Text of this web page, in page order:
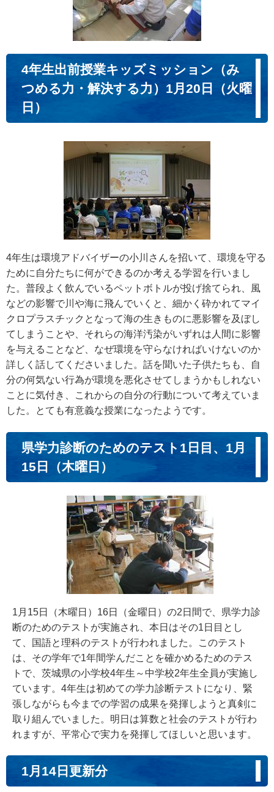
4年生出前授業キッズミッション（み
つめる力・解決する力）1月20日（火曜
日）
4年生は環境アドバイザーの小川さんを招いて、環境を守る
ために自分たちに何ができるのか考える学習を行いまし
た。普段よく飲んでいるペットボトルが投げ捨てられ、風
などの影響で川や海に飛んでいくと、細かく砕かれてマイ
クロプラスチックとなって海の生きものに悪影響を及ぼし
てしまうことや、それらの海洋汚染がいずれは人間に影響
を与えることなど、なぜ環境を守らなければいけないのか
詳しく話してくださいました。話を聞いた子供たちも、自
分の何気ない行為が環境を悪化させてしまうかもしれない
ことに気付き、これからの自分の行動について考えていま
した。とても有意義な授業になったようです。
県学力診断のためのテスト1日目、1月
15日（木曜日）
1月15日（木曜日）16日（金曜日）の2日間で、県学力診
断のためのテストが実施され、本日はその1日目とし
て、国語と理科のテストが行われました。このテスト
は、その学年で1年間学んだことを確かめるためのテス
トで、茨城県の小学校4年生～中学校2年生全員が実施し
ています。4年生は初めての学力診断テストになり、緊
張しながらも今までの学習の成果を発揮しようと真剣に
取り組んでいました。明日は算数と社会のテストが行わ
れますが、平常心で実力を発揮してほしいと思います。
1月14日更新分